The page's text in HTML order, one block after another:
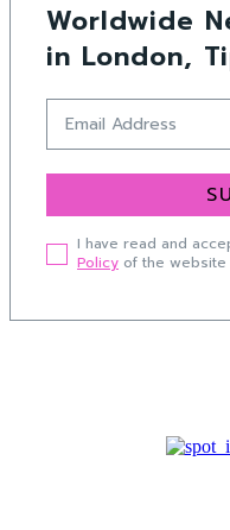
Worldwide
in London,
I have read and
Policy of the website